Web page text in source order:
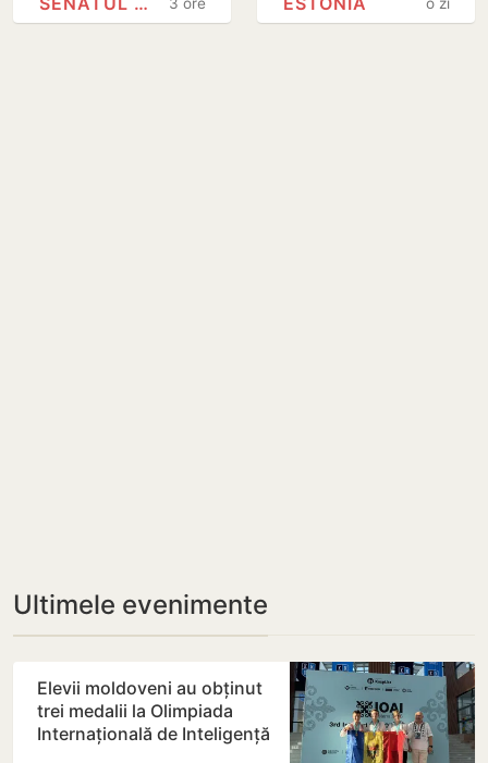
Burkhalter în
3 ore
Moldova și-a
o zi
Ultimele evenimente
Elevii moldoveni au obținut
trei medalii la Olimpiada
Internațională de Inteligență